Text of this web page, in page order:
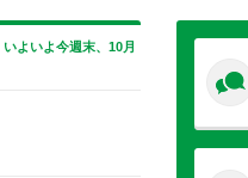
いよいよ今週末、10月